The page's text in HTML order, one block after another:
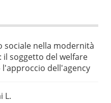
sociale nella modernità
il soggetto del welfare
l'approccio dell'agency
L.